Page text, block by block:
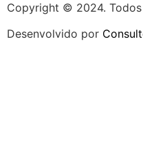
Desenvolvido por
Copyright © 2024.